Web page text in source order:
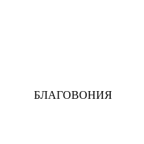
БЛАГОВОНИЯ